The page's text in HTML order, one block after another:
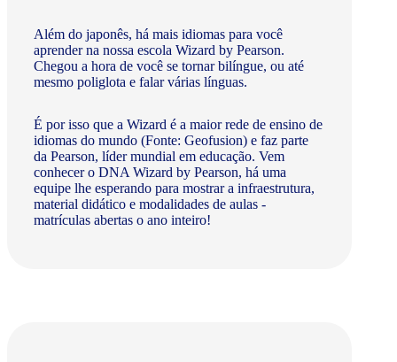
Além do japonês, há mais idiomas para você
aprender na nossa escola Wizard by Pearson.
Chegou a hora de você se tornar bilíngue, ou até
mesmo poliglota e falar várias línguas.
É por isso que a Wizard é a maior rede de ensino de
idiomas do mundo (Fonte: Geofusion) e faz parte
da Pearson, líder mundial em educação. Vem
conhecer o DNA Wizard by Pearson, há uma
equipe lhe esperando para mostrar a infraestrutura,
material didático e modalidades de aulas -
matrículas abertas o ano inteiro!